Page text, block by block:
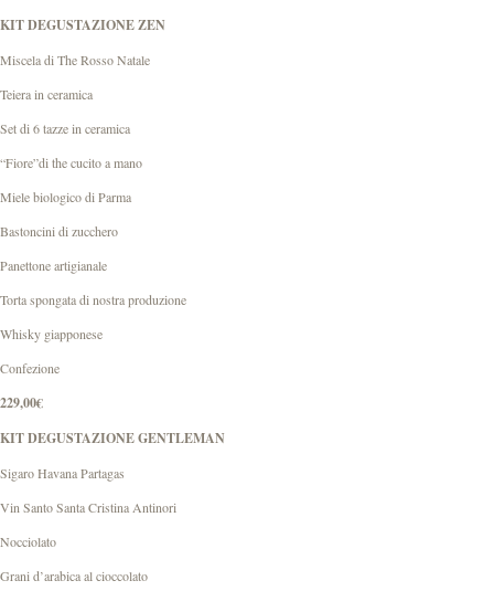
KIT DEGUSTAZIONE ZEN
Miscela di The Rosso Natale
Teiera in ceramica
Set di 6 tazze in ceramica
“Fiore”di the cucito a mano
Miele biologico di Parma
Bastoncini di zucchero
Panettone artigianale
Torta spongata di nostra produzione
Whisky giapponese
Confezione
229,00€
KIT DEGUSTAZIONE GENTLEMAN
Sigaro Havana Partagas
Vin Santo Santa Cristina Antinori
Nocciolato
Grani d’arabica al cioccolato